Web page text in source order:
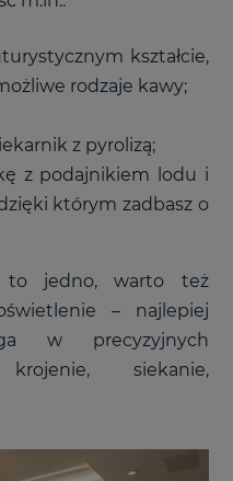
kształcie,
rodzaje kawy;
z pyrolizą;
z podajnikiem lodu i
którym zadbasz o
to jedno, warto też
– najlepiej
w precyzyjnych
siekanie,